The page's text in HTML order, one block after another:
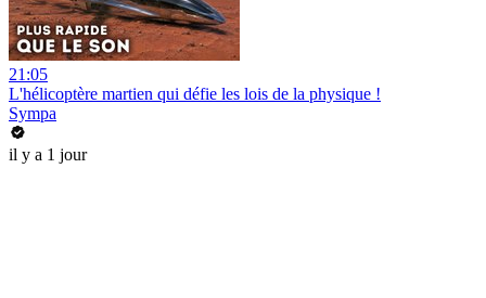
21:05
L'hélicoptère martien qui défie les lois de la physique !
Sympa
il y a 1 jour